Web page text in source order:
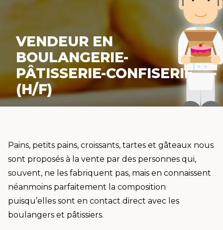
VENDEUR EN
BOULANGERIE-
PÂTISSERIE-CONFISERIE
(H/F)
Pains, petits pains, croissants, tartes et gâteaux nous
sont proposés à la vente par des personnes qui,
souvent, ne les fabriquent pas, mais en connaissent
néanmoins parfaitement la composition
puisqu’elles sont en contact direct avec les
boulangers et pâtissiers.